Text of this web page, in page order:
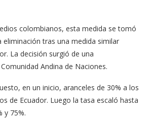
colombianos, esta medida se tomó
tras una medida similar
La decisión surgió de una
Andina de Naciones.
en un inicio, aranceles de 30% a los
de Ecuador. Luego la tasa escaló hasta
y 75%.